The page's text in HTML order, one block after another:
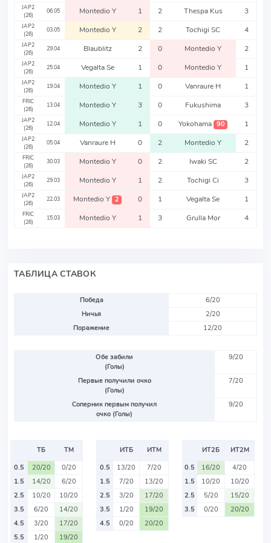
JAP2
(26)
06.05 Montedio Y 1 2 Thespa Kus 3
JAP2
(26)
03.05 Montedio Y 2 2 Tochigi SC 4
JAP2
(26)
29.04 Blaublitz 2 0 Montedio Y 2
JAP2
(26)
25.04 Vegalta Se 1 0 Montedio Y 1
JAP2
(26)
19.04 Montedio Y 1 0 Vanraure H 1
FRIC
(26)
13.04 Montedio Y 3 0 Fukushima 3
JAP2
(26)
12.04 Montedio Y 1 0 Yokohama 90 1
JAP2
(26)
05.04 Vanraure H 0 2 Montedio Y 2
FRIC
(26)
30.03 Montedio Y 0 2 Iwaki SC 2
JAP2
(26)
29.03 Montedio Y 1 2 Tochigi Ci 3
JAP2
(26)
22.03 Montedio Y 2 0 1 Vegalta Se 1
FRIC
(26)
15.03 Montedio Y 1 3 Grulla Mor 4
ТАБЛИЦА СТАВОК
Победа
6/20
Ничья
2/20
Поражение
12/20
Обе забили
(Голы)
9/20
Первые получили очко
(Голы)
7/20
Соперник первым получил
очко (Голы)
9/20
ТБ
ТМ
0.5
20/20
0/20
1.5
14/20
6/20
2.5
10/20
10/20
3.5
6/20
14/20
4.5
3/20
17/20
5.5
1/20
19/20
ИТБ
ИТМ
0.5
13/20
7/20
1.5
7/20
13/20
2.5
3/20
17/20
3.5
1/20
19/20
4.5
0/20 20/20
ИТ2Б
ИТ2М
0.5
16/20
4/20
1.5
10/20
10/20
2.5
5/20
15/20
3.5
0/20 20/20